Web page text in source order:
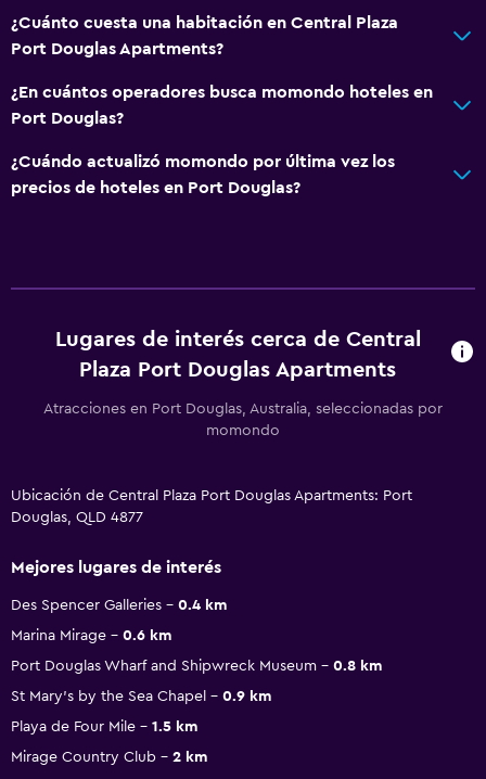
¿Cuánto cuesta una habitación en Central Plaza
Port Douglas Apartments?
¿En cuántos operadores busca momondo hoteles en
Port Douglas?
¿Cuándo actualizó momondo por última vez los
precios de hoteles en Port Douglas?
Lugares de interés cerca de Central
Plaza Port Douglas Apartments
Atracciones en Port Douglas, Australia, seleccionadas por
momondo
Ubicación de Central Plaza Port Douglas Apartments: Port
Douglas, QLD 4877
Mejores lugares de interés
Des Spencer Galleries
0.4 km
Marina Mirage
0.6 km
Port Douglas Wharf and Shipwreck Museum
0.8 km
St Mary's by the Sea Chapel
0.9 km
Playa de Four Mile
1.5 km
Mirage Country Club
2 km